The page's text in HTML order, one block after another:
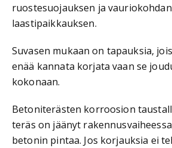
ruostesuojauksen ja vauriokohdan
laastipaikkauksen.
Suvasen mukaan on tapauksia,
enää kannata korjata vaan se
kokonaan.
Betoniterästen korroosion
teräs on jäänyt
betonin pintaa. Jos korjauksia ei